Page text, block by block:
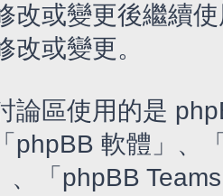
改或變更後繼續
改或變更。
論區使用的是
phpBB 軟體」、
、「phpBB